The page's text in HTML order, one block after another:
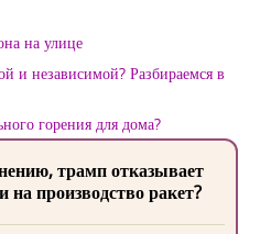
на улице
и независимой? Разбираемся в
горения для дома?
трамп отказывает
производство ракет?